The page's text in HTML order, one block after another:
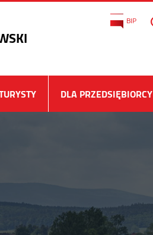
BIP
DLA PRZEDSIĘBIORCY